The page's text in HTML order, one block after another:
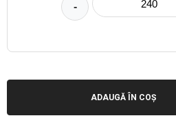
-
ADAUGĂ ÎN COȘ